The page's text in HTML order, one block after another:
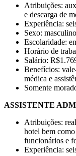
Atribuições:
e descarga de
Experiência:
Sexo:
Escolaridade:
Horário de
Salário:
Benefícios:
médica e
Somente
ASSISTENTE
Atribuições:
hotel bem
funcionários e
Experiência: